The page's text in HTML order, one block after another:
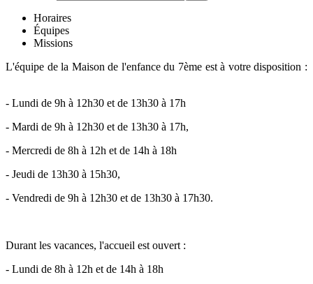
Horaires
Équipes
Missions
L'équipe de la Maison de l'enfance du 7ème est à votre disposition :
- Lundi de 9h à 12h30 et de 13h30 à 17h
- Mardi de 9h à 12h30 et de 13h30 à 17h,
- Mercredi de 8h à 12h et de 14h à 18h
- Jeudi de 13h30 à 15h30,
- Vendredi de 9h à 12h30 et de 13h30 à 17h30.
Durant les vacances, l'accueil est ouvert :
- Lundi de 8h à 12h et de 14h à 18h